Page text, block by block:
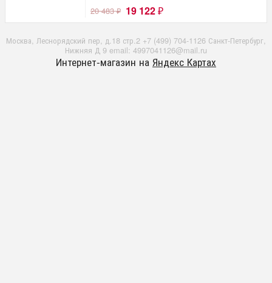
20 483₽ 19 122 ₽
Москва, Леснорядский пер, д.18 стр.2 +7 (499) 704-1126 Санкт-Петербург,
Нижняя Д 9 email: 4997041126@mail.ru
Интернет-магазин на Яндекс Картах